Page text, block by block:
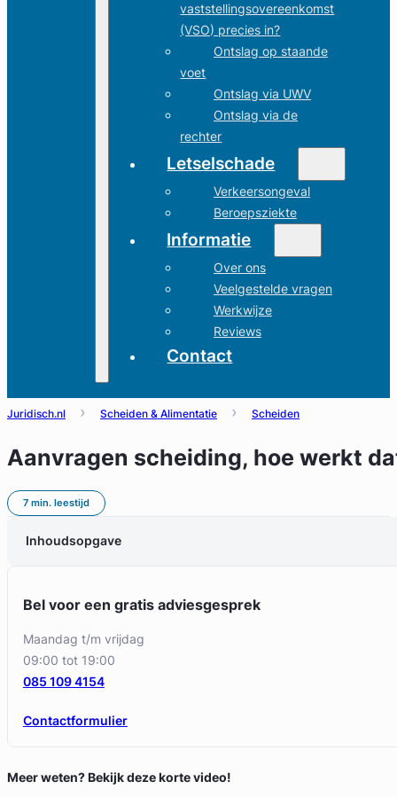
vaststellingsovereenkomst
(VSO) precies in?
Ontslag op staande
voet
Ontslag via UWV
Ontslag via de
rechter
Letselschade
Verkeersongeval
Beroepsziekte
Informatie
Over ons
Veelgestelde vragen
Werkwijze
Reviews
Contact
Juridisch.nl Scheiden & Alimentatie Scheiden
Aanvragen scheiding, hoe werkt
7 min. leestijd
Inhoudsopgave
Bel voor een gratis adviesgesprek
maandag t/m vrijdag
09:00 tot 19:00
Contactformulier
085 109 4154
Meer weten? Bekijk deze korte video!